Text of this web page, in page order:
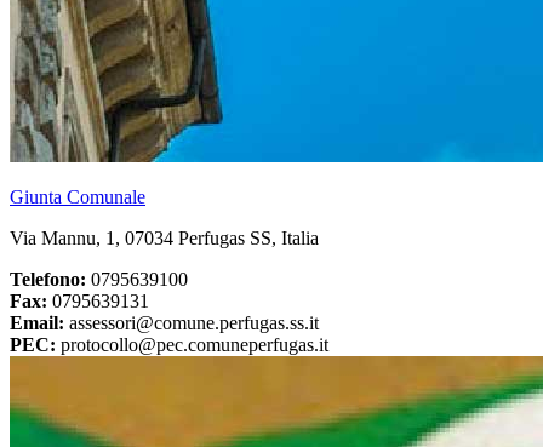
Giunta Comunale
Via Mannu, 1, 07034 Perfugas SS, Italia
Telefono: 0795639100
Fax: 0795639131
Email: assessori@comune.perfugas.ss.it
PEC: protocollo@pec.comuneperfugas.it